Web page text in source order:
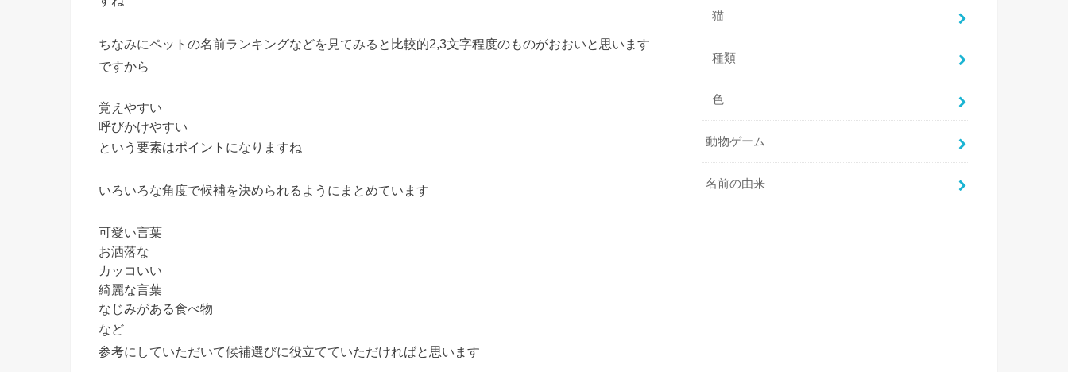
ちなみにペットの名前ランキングなどを見てみると比較的2,3文字程度のものがおおいと思います
ですから
覚えやすい
呼びかけやすい
という要素はポイントになりますね
いろいろな角度で候補を決められるようにまとめています
可愛い言葉
お洒落な
カッコいい
綺麗な言葉
なじみがある食べ物
など
参考にしていただいて候補選びに役立てていただければと思います
猫
種類
色
動物ゲーム
名前の由来